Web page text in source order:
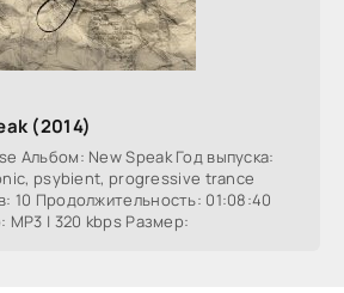
(2014)
Альбом: New Speak Год выпуска:
psybient, progressive trance
10 Продолжительность: 01:08:40
MP3 | 320 kbps Размер: